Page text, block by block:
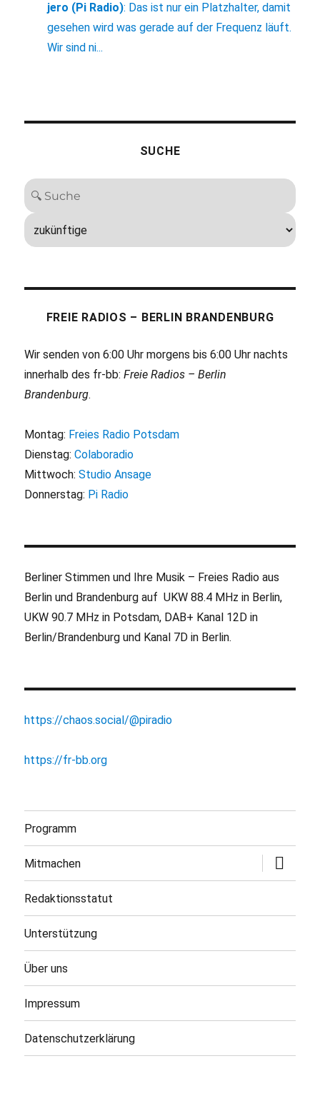
jero (Pi Radio): Das ist nur ein Platzhalter, damit
gesehen wird was gerade auf der Frequenz läuft.
Wir sind ni...
SUCHE
FREIE RADIOS – BERLIN BRANDENBURG
Wir senden von 6:00 Uhr morgens bis 6:00 Uhr nachts
innerhalb des fr-bb:Freie Radios – Berlin
Brandenburg.
Montag: Freies Radio Potsdam
Dienstag:Colaboradio
Mittwoch:Studio Ansage
Donnerstag: Pi Radio
Berliner Stimmen und Ihre Musik – Freies Radio aus
Berlin und Brandenburg auf UKW 88.4 MHz in Berlin,
UKW 90.7 MHz in Potsdam, DAB+ Kanal 12D in
Berlin/Brandenburg und Kanal 7D in Berlin.
https://chaos.social/@piradio
https://fr-bb.org
Programm
Mitmachen
öffnen
Redaktionsstatut
Unterstützung
Über uns
Impressum
Datenschutzerklärung